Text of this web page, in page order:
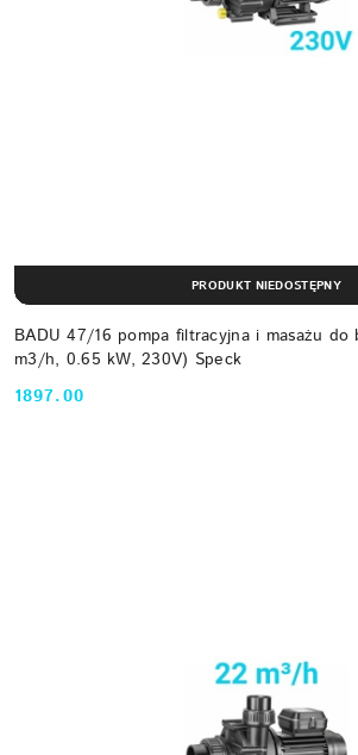
BADU 47/16 pompa filtracyjna i masażu do
m3/h, 0.65 kW, 230V) Speck
Cena:
1897.00
PRODUKT NIEDOSTĘPNY